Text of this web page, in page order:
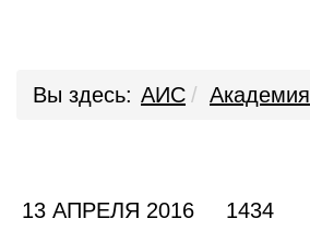
Вы здесь: АИС Академия
13 АПРЕЛЯ 2016 1434